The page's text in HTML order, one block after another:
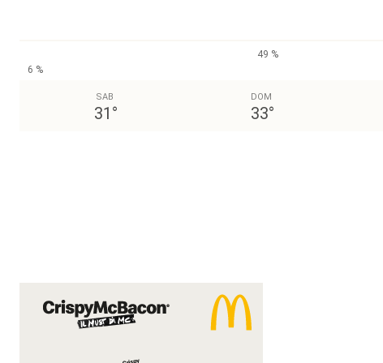
49 %
6 %
SAB
31 °
DOM
33°